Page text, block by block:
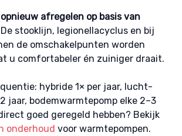
afregelen op basis van
stooklijn, legionellacyclus en bij
de omschakelpunten worden
u comfortabeler én zuiniger draait.
hybride 1× per jaar, lucht-
jaar, bodemwarmtepomp elke 2–3
goed geregeld hebben? Bekijk
onderhoud voor warmtepompen.